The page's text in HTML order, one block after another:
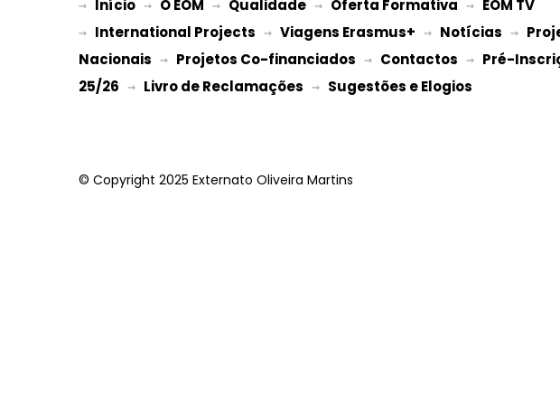
→ Início → O EOM → Qualidade → Oferta Formativa → EOM TV
→ International Projects → Viagens Erasmus+ → Notícias →
Nacionais → Projetos Co-financiados → Contactos → Pré-
25/26 → Livro de Reclamações → Sugestões e Elogios
© Copyright 2025 Externato Oliveira Martins